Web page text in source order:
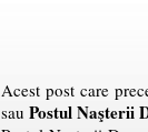
Acest post care
sau Postul Naşterii